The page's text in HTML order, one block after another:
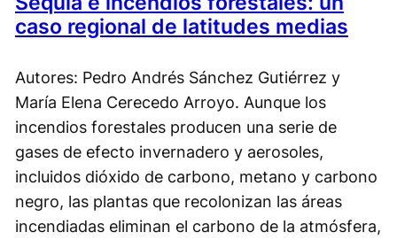
caso regional de latitudes medias
Autores: Pedro Andrés Sánchez Gutiérrez y
María Elena Cerecedo Arroyo. Aunque los
incendios forestales producen una serie de
gases de efecto invernadero y aerosoles,
incluidos dióxido de carbono, metano y carbono
negro, las plantas que recolonizan las áreas
incendiadas eliminan el carbono de la atmósfera,